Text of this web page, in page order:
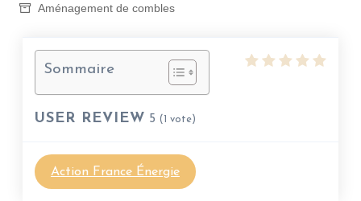
Aménagement de combles
Sommaire
USER REVIEW 5 ( 1 vote)
Action France Énergie